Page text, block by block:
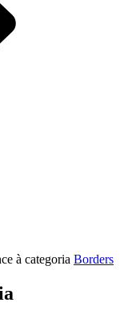
à categoria Borders